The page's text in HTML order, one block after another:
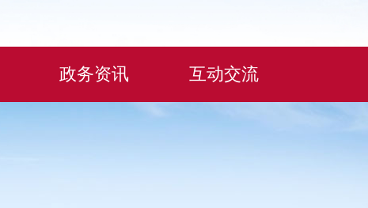
政务资讯 互动交流